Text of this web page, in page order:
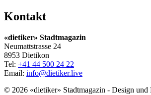
Kontakt
«dietiker» Stadtmagazin
Neumattstrasse 24
8953 Dietikon
Tel: +41 44 500 24 22
Email: info@dietiker.live
© 2026 «dietiker» Stadtmagazin - Design und